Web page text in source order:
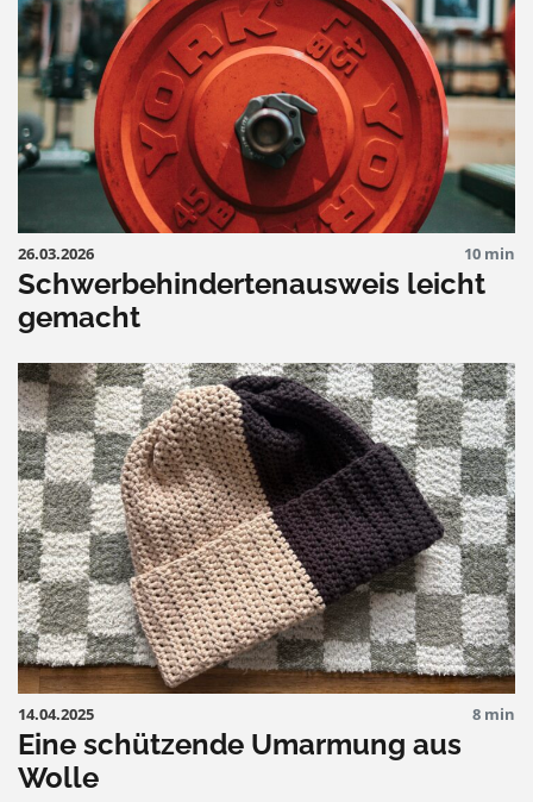
26.03.2026 10 min
Schwerbehindertenausweis leicht
gemacht
14.04.2025 8 min
Eine schützende Umarmung aus
Wolle